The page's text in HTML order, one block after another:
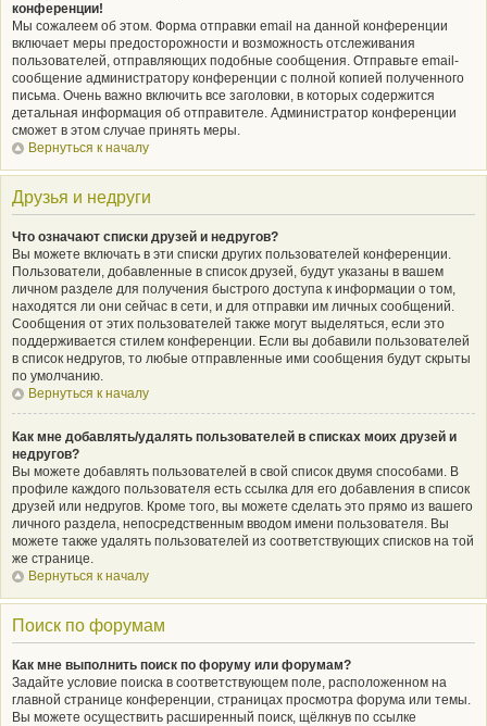
конференции!
Мы сожалеем об этом. Форма отправки email на данной конференции
включает меры предосторожности и возможность отслеживания
пользователей, отправляющих подобные сообщения. Отправьте email-
сообщение администратору конференции с полной копией полученного
письма. Очень важно включить все заголовки, в которых содержится
детальная информация об отправителе. Администратор конференции
сможет в этом случае принять меры.
Вернуться к началу
Друзья и недруги
Что означают списки друзей и недругов?
Вы можете включать в эти списки других пользователей конференции.
Пользователи, добавленные в список друзей, будут указаны в вашем
личном разделе для получения быстрого доступа к информации о том,
находятся ли они сейчас в сети, и для отправки им личных сообщений.
Сообщения от этих пользователей также могут выделяться, если это
поддерживается стилем конференции. Если вы добавили пользователей
в список недругов, то любые отправленные ими сообщения будут скрыты
по умолчанию.
Вернуться к началу
Как мне добавлять/удалять пользователей в списках моих друзей и
недругов?
Вы можете добавлять пользователей в свой список двумя способами. В
профиле каждого пользователя есть ссылка для его добавления в список
друзей или недругов. Кроме того, вы можете сделать это прямо из вашего
личного раздела, непосредственным вводом имени пользователя. Вы
можете также удалять пользователей из соответствующих списков на той
же странице.
Вернуться к началу
Поиск по форумам
Как мне выполнить поиск по форуму или форумам?
Задайте условие поиска в соответствующем поле, расположенном на
главной странице конференции, страницах просмотра форума или темы.
Вы можете осуществить расширенный поиск, щёлкнув по ссылке